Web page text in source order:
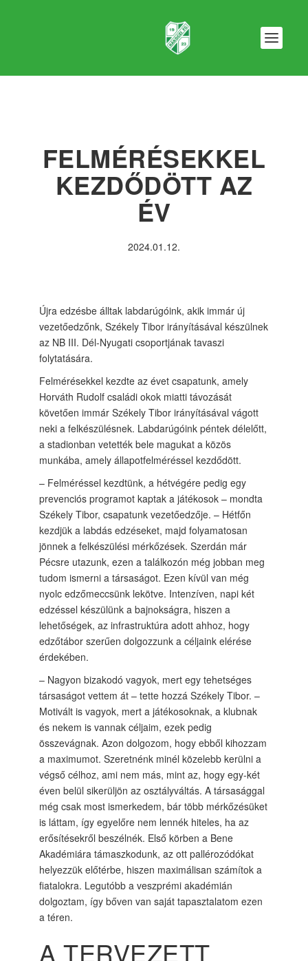
FELMÉRÉSEKKEL
KEZDŐDÖTT AZ
ÉV
2024.01.12.
Újra edzésbe álltak labdarúgóink, akik immár új
vezetőedzőnk, Székely Tibor irányításával készülnek
az NB III. Dél-Nyugati csoportjának tavaszi
folytatására.
Felmérésekkel kezdte az évet csapatunk, amely
Horváth Rudolf családi okok miatti távozását
követően immár Székely Tibor irányításával vágott
neki a felkészülésnek. Labdarúgóink péntek délelőtt,
a stadionban vetették bele magukat a közös
munkába, amely állapotfelméréssel kezdődött.
– Felméréssel kezdtünk, a hétvégére pedig egy
prevenciós programot kaptak a játékosok – mondta
Székely Tibor, csapatunk vezetőedzője. – Hétfőn
kezdjük a labdás edzéseket, majd folyamatosan
jönnek a felkészülési mérkőzések. Szerdán már
Pécsre utazunk, ezen a találkozón még jobban meg
tudom ismerni a társaságot. Ezen kívül van még
nyolc edzőmeccsünk lekötve. Intenzíven, napi két
edzéssel készülünk a bajnokságra, hiszen a
lehetőségek, az infrastruktúra adott ahhoz, hogy
edzőtábor szerűen dolgozzunk a céljaink elérése
érdekében.
– Nagyon bizakodó vagyok, mert egy tehetséges
társaságot vettem át – tette hozzá Székely Tibor. –
Motivált is vagyok, mert a játékosoknak, a klubnak
és nekem is vannak céljaim, ezek pedig
összevágnak. Azon dolgozom, hogy ebből kihozzam
a maximumot. Szeretnénk minél közelebb kerülni a
végső célhoz, ami nem más, mint az, hogy egy-két
éven belül sikerüljön az osztályváltás. A társasággal
még csak most ismerkedem, bár több mérkőzésüket
is láttam, így egyelőre nem lennék hiteles, ha az
erősítésekről beszélnék. Első körben a Bene
Akadémiára támaszkodunk, az ott pallérozódókat
helyezzük előtérbe, hiszen maximálisan számítok a
fiatalokra. Legutóbb a veszprémi akadémián
dolgoztam, így bőven van saját tapasztalatom ezen
a téren.
A TERVEZETT